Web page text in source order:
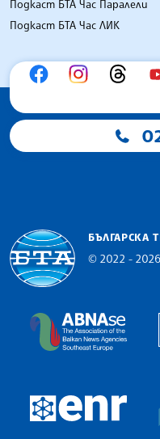
Подкаст БТА Час Паралели
Подкаст БТА Час ЛИК
БЪЛГАРСКА
© 2022 -
The